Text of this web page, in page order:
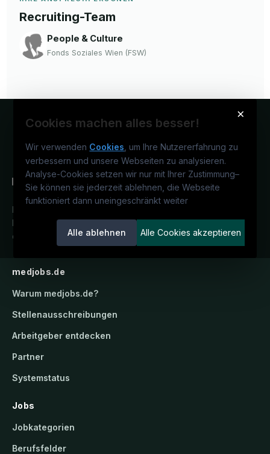
Recruiting-Team
People & Culture
Fonds Soziales Wien (FSW)
×
Cookies machen alles besser!
Wir verwenden Cookies , um Ihre Nutzererfahrung zu
verbessern und unsere Webseiten zu analysieren.
Analyse-Cookies setzen wir nur mit Ihrer Zustimmung–
Sie können sie jederzeit ablehnen, die Webseite
funktioniert dann uneingeschränkt weiter
Alle ablehnen Alle Cookies akzeptieren
Deutschlands medizinisches
Karriereportal.Ein Service der
candidatis GmbH.
medjobs.de
Warum medjobs.de?
Stellenausschreibungen
Arbeitgeber entdecken
Partner
Systemstatus
Jobs
Jobkategorien
Berufsfelder